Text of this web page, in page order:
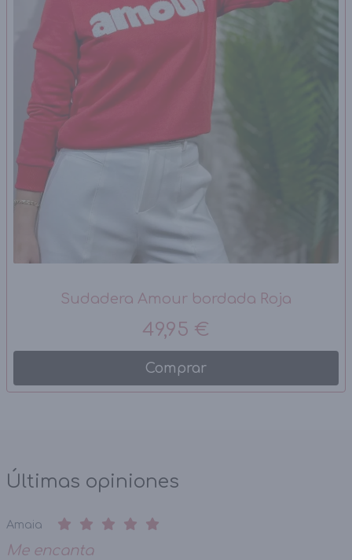
Sudadera Amour bordada Roja
49,95 €
Comprar
Últimas opiniones
Amaia
Me encanta